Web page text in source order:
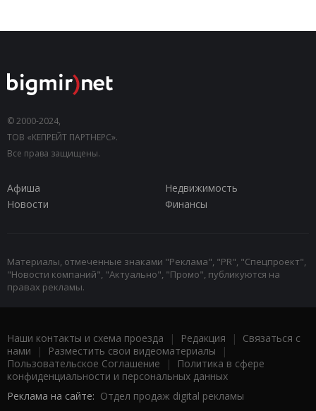
© 2000-2024,
ТОВ «КЕПРЕЙТ ПАРТНЕРС».
Все права защищены.
Афиша
Недвижимость
Новости
Финансы
Материалы, отмеченные знаками "Реклама", "PR", "Спецпроект",
"Новости компаний", "Актуально", "Промо", публикуются на
правах рекламы.
Наши контакты и схема проезда | Редакция | Связаться с
нами | Разместить свои видеоматериалы |
Пользовательское Соглашение |
Политика в сфере
конфиденциальности и персональных данных
Реклама на сайте: Отдел продаж digital рекламы